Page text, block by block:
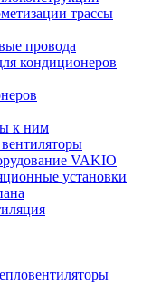
трассы
провода
кондиционеров
к ним
VAKIO
установки